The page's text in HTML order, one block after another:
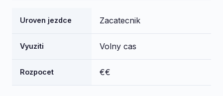
Uroven jezdce Zacatecnik
Vyuziti Volny cas
Rozpocet €€